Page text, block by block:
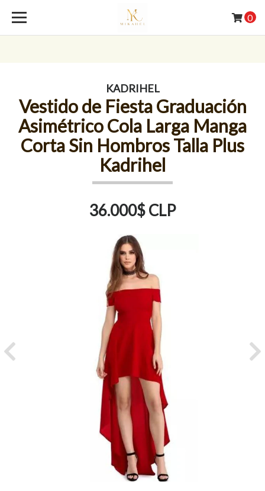
0
KADRIHEL
Vestido de Fiesta Graduación
Asimétrico Cola Larga Manga
Corta Sin Hombros Talla Plus
Kadrihel
36.000$ CLP
Previous